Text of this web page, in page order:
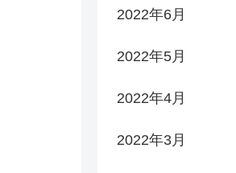
2022年6月
2022年5月
2022年4月
2022年3月